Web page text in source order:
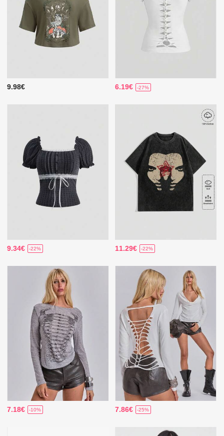
9.98€ 6.19€ -27%
9.34€ -22% 11.29€ -22%
7.18€ -10% 7.86€ -25%